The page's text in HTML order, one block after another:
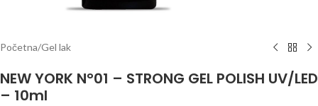
Početna/Gel lak
NEW YORK N°01 – STRONG GEL POLISH UV/LED
– 10ml